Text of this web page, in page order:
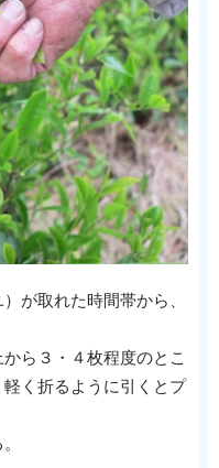
が取れた時間帯から、
ら３・４枚程度のとこ
く折るように引くとプ